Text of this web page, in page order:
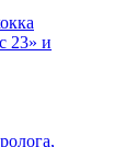
23» и